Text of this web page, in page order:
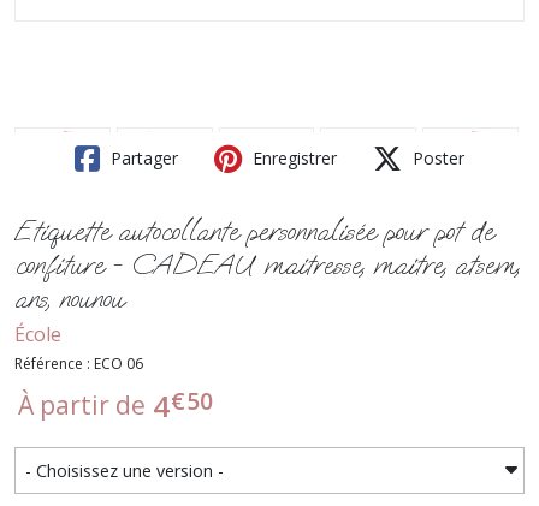
Partager Enregistrer Poster
Etiquette autocollante personnalisée pour pot de
confiture - CADEAU maitresse, maitre, atsem,
ans, nounou
École
Référence : ECO 06
À partir de 4€50